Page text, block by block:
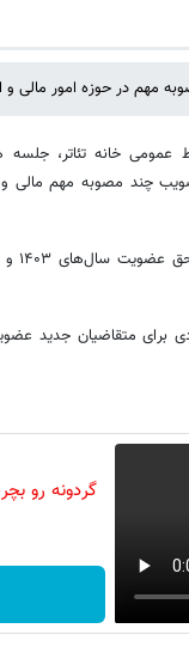
مهم در حوزه امور مالی و
عمومی خانه تئاتر،
چند مصوبه مهم